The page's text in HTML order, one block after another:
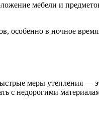
мебели и
в ночное
меры утепления —
с недорогими